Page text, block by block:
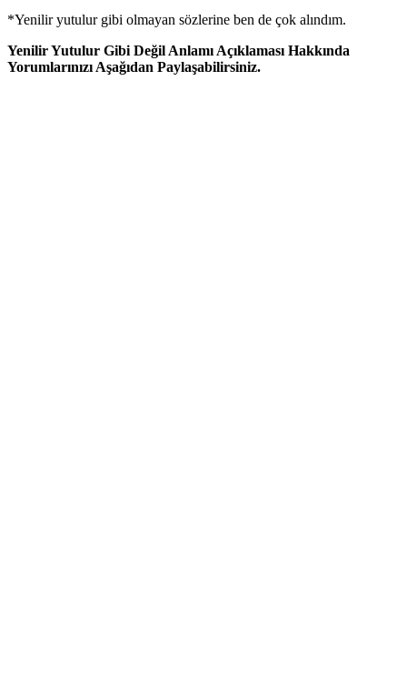
*Yenilir yutulur gibi olmayan sözlerine ben de çok alındım.
Yenilir Yutulur Gibi Değil Anlamı Açıklaması Hakkında
Yorumlarınızı Aşağıdan Paylaşabilirsiniz.